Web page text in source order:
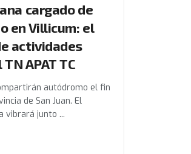
cargado de
en Villicum: el
actividades
APAT TC
autódromo el fin
de San Juan. El
vibrará junto ...